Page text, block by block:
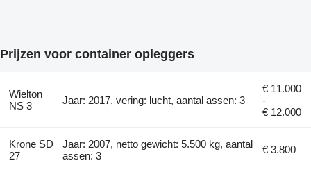
Prijzen voor container opleggers
Wielton
NS 3
Jaar: 2017, vering: lucht, aantal assen: 3
€ 11.000
-
€ 12.000
Krone SD
27
Jaar: 2007, netto gewicht: 5.500 kg, aantal
assen: 3
€ 3.800